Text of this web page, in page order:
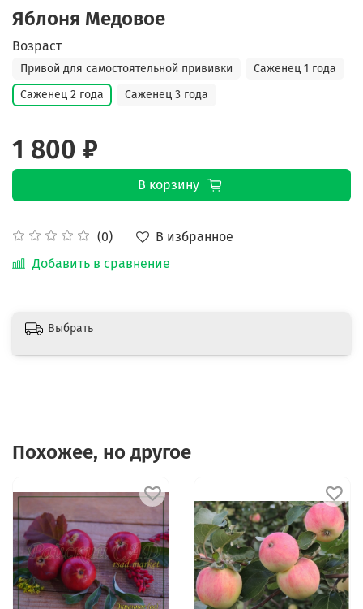
Яблоня Медовое
(0)
В избранное
Добавить в сравнение
Возраст
Привой для самостоятельной прививки
Саженец 1 года
Саженец 2 года
Саженец 3 года
1 800 ₽
В корзину
Выбрать
Похожее, но другое